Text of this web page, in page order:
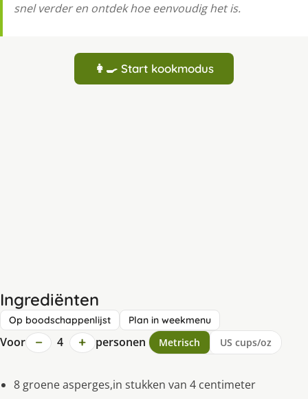
snel verder en ontdek hoe eenvoudig het is.
👩‍🍳 Start kookmodus
Ingrediënten
Op boodschappenlijst Plan in weekmenu
Voor − 4 + personen Metrisch US cups/oz
8 groene asperges,in stukken van 4 centimeter